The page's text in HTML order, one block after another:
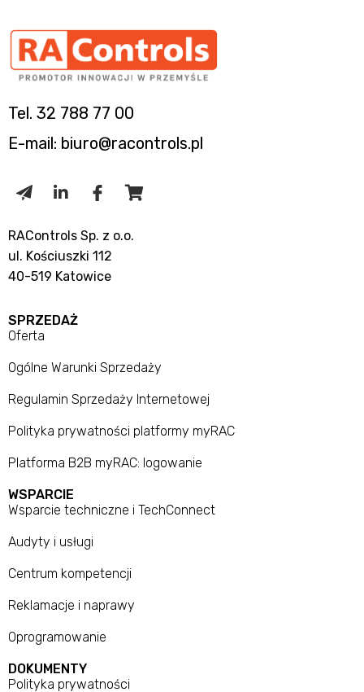
Tel. 32 788 77 00
E-mail: biuro@racontrols.pl
RAControls Sp. z o.o.
ul. Kościuszki 112
40-519 Katowice
SPRZEDAŻ
Oferta
Ogólne Warunki Sprzedaży
Regulamin Sprzedaży Internetowej
Polityka prywatności platformy myRAC
Platforma B2B myRAC: logowanie
WSPARCIE
Wsparcie techniczne i TechConnect
Audyty i usługi
Centrum kompetencji
Reklamacje i naprawy
Oprogramowanie
DOKUMENTY
Polityka prywatności